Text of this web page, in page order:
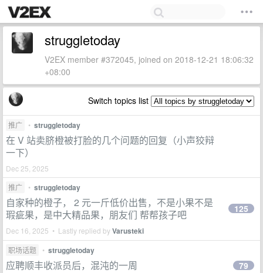
struggletoday
V2EX member #372045, joined on 2018-12-21 18:06:32
+08:00
Switch topics list
推广 • struggletoday
在 V 站卖脐橙被打脸的几个问题的回复（小声狡辩
一下）
Dec 25, 2025
推广
• struggletoday
自家种的橙子， 2 元一斤低价出售，不是小果不是
瑕疵果，是中大精品果，朋友们 帮帮孩子吧
Dec 16, 2025 • Lastly replied byVarusteki
125
职场话题 • struggletoday
应聘顺丰收派员后，混沌的一周 79